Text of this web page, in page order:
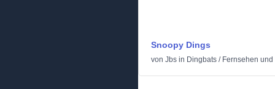
Snoopy Dings
von Jbs in Dingbats / Fernsehen und